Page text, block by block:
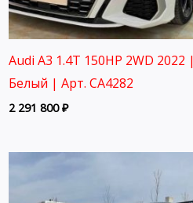
Audi A3 1.4T 150HP 2WD 2022 |
Белый | Арт. CA4282
2 291 800₽